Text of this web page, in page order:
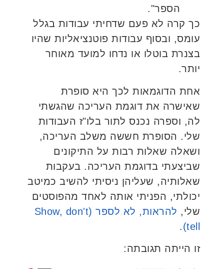
הספר".
כך קרה לא פעם שדחיתי עבודות בגלל
עומס, ובסוף עבודות פוטנציאליות שהיו
בצנרת בוטלו או נדחו למועד מאוחר
יותר.
אחת הדוגמאות לכך היא סופרת
שאישרה את דוגמת העריכה שהגשתי
לה, וספרה נכנס לתור בלו"ז העבודות
שלי. הסופרת חששה משלב העריכה,
ושאלה שאלות רבות על התיקונים
שביצעתי בדוגמת העריכה. בעקבות
שאלותיה, שעליהן ניסיתי להשיב כמיטב
יכולתי, הפניתי אותה לאחד מהפוסטים
שלי,
להראות, לא לספר (Show, don't
tell)
.
זו הייתה תגובתה: